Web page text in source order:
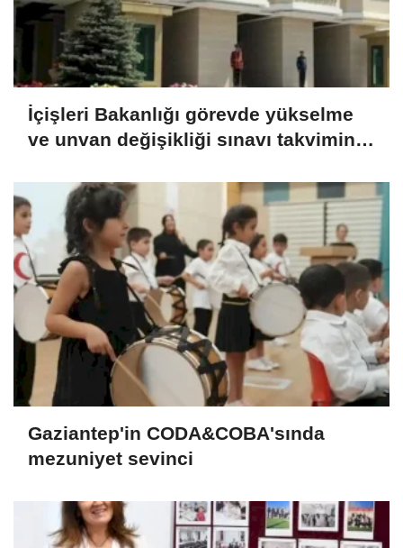
İçişleri Bakanlığı görevde yükselme
ve unvan değişikliği sınavı takvimini
Gaziantep'in CODA&COBA'sında
mezuniyet sevinci